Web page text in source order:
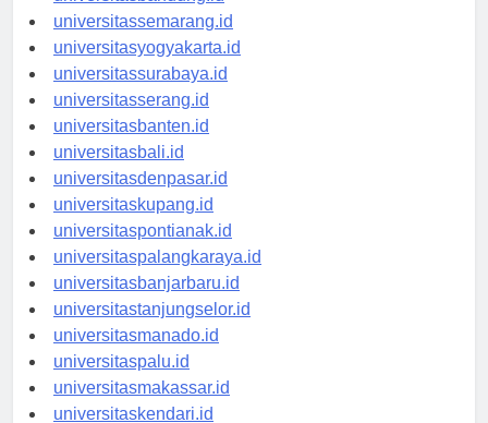
universitasbandung.id
universitassemarang.id
universitasyogyakarta.id
universitassurabaya.id
universitasserang.id
universitasbanten.id
universitasbali.id
universitasdenpasar.id
universitaskupang.id
universitaspontianak.id
universitaspalangkaraya.id
universitasbanjarbaru.id
universitastanjungselor.id
universitasmanado.id
universitaspalu.id
universitasmakassar.id